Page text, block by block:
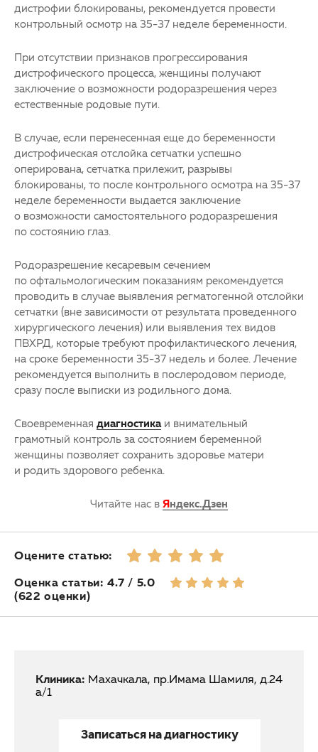
дистрофии блокированы, рекомендуется провести
контрольный осмотр на 35-37 неделе беременности.
При отсутствии признаков прогрессирования
дистрофического процесса, женщины получают
заключение о возможности родоразрешения через
естественные родовые пути.
В случае, если перенесенная еще до беременности
дистрофическая отслойка сетчатки успешно
оперирована, сетчатка прилежит, разрывы
блокированы, то после контрольного осмотра на 35-37
неделе беременности выдается заключение
о возможности самостоятельного родоразрешения
по состоянию глаз.
Родоразрешение кесаревым сечением
по офтальмологическим показаниям рекомендуется
проводить в случае выявления регматогенной отслойки
сетчатки (вне зависимости от результата проведенного
хирургического лечения) или выявления тех видов
ПВХРД, которые требуют профилактического лечения,
на сроке беременности 35-37 недель и более. Лечение
рекомендуется выполнить в послеродовом периоде,
сразу после выписки из родильного дома.
Своевременная диагностика и внимательный
грамотный контроль за состоянием беременной
женщины позволяет сохранить здоровье матери
и родить здорового ребенка.
Читайте нас в Яндекс.Дзен
Оцените статью:
Оценка статьи: 4.7 / 5.0
(622 оценки)
Клиника: Махачкала, пр.Имама Шамиля, д.24
а/1
Записаться на диагностику